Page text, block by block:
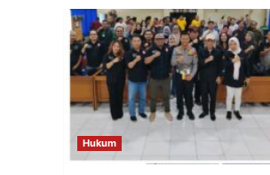
Hukum